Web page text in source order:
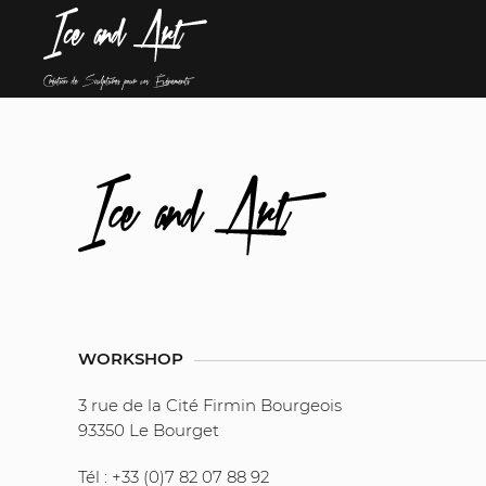
WORKSHOP
3 rue de la Cité Firmin Bourgeois
93350 Le Bourget
Tél : +33 (0)7 82 07 88 92